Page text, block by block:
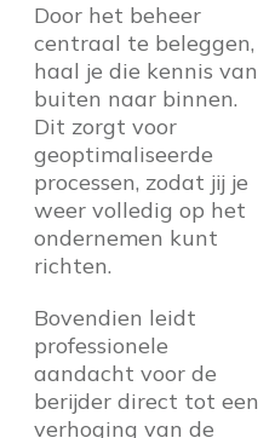
Door het beheer
centraal te beleggen,
haal je die kennis van
buiten naar binnen.
Dit zorgt voor
geoptimaliseerde
processen, zodat jij je
weer volledig op het
ondernemen kunt
richten.
Bovendien leidt
professionele
aandacht voor de
berijder direct tot een
verhoging van de